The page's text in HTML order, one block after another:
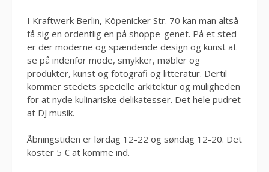
I Kraftwerk Berlin, Köpenicker Str. 70 kan man altså
få sig en ordentlig en på shoppe-genet. På et sted
er der moderne og spændende design og kunst at
se på indenfor mode, smykker, møbler og
produkter, kunst og fotografi og litteratur. Dertil
kommer stedets specielle arkitektur og muligheden
for at nyde kulinariske delikatesser. Det hele pudret
at DJ musik.
Åbningstiden er lørdag 12-22 og søndag 12-20. Det
koster 5 € at komme ind.